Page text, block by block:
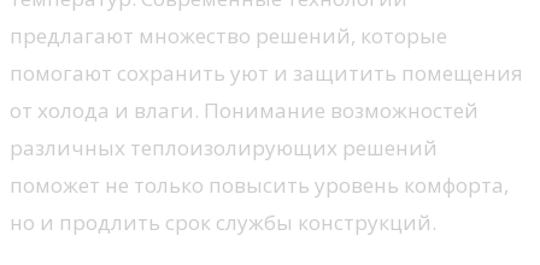
предлагают множество решений, которые
помогают сохранить уют и защитить помещения
от холода и влаги. Понимание возможностей
различных теплоизолирующих решений
поможет не только повысить уровень комфорта,
но и продлить срок службы конструкций.